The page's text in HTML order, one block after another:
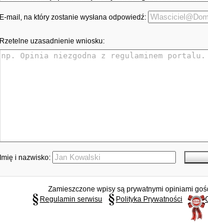
E-mail, na który zostanie wysłana odpowiedź:
Rzetelne uzasadnienie wniosku:
Imię i nazwisko:
Zamieszczone wpisy są prywatnymi opiniami
Regulamin serwisu
Polityka Prywatności